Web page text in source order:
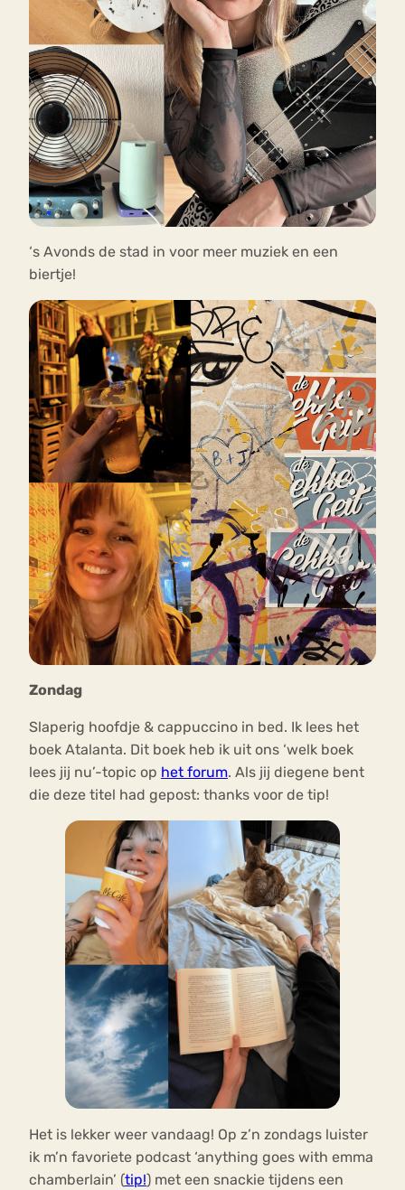
‘s Avonds de stad in voor meer muziek en een
biertje!
Zondag
Slaperig hoofdje & cappuccino in bed. Ik lees het
boek Atalanta. Dit boek heb ik uit ons ‘welk boek
lees jij nu’-topic op het forum. Als jij diegene bent
die deze titel had gepost: thanks voor de tip!
Het is lekker weer vandaag! Op z’n zondags luister
ik m’n favoriete podcast ‘anything goes with emma
chamberlain’ (tip!) met een snackie tijdens een